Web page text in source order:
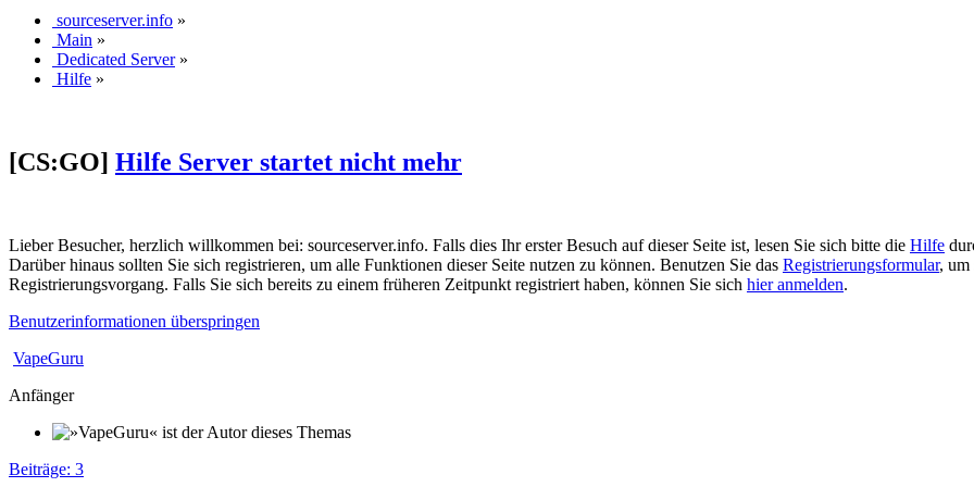
sourceserver.info »
Main »
Dedicated Server»
Hilfe »
[CS:GO] Hilfe Server startet nicht mehr
Lieber Besucher, herzlich willkommen bei: sourceserver.info. Falls dies Ihr erster Besuch auf dieser Seite ist, lesen Sie sich bitte die Hilfe
Darüber hinaus sollten Sie sich registrieren, um alle Funktionen dieser Seite nutzen zu können. Benutzen Sie das Registrierungsformular, um
Registrierungsvorgang. Falls Sie sich bereits zu einem früheren Zeitpunkt registriert haben, können Sie sich hier anmelden.
Benutzerinformationen überspringen
VapeGuru
Anfänger
Beiträge: 3